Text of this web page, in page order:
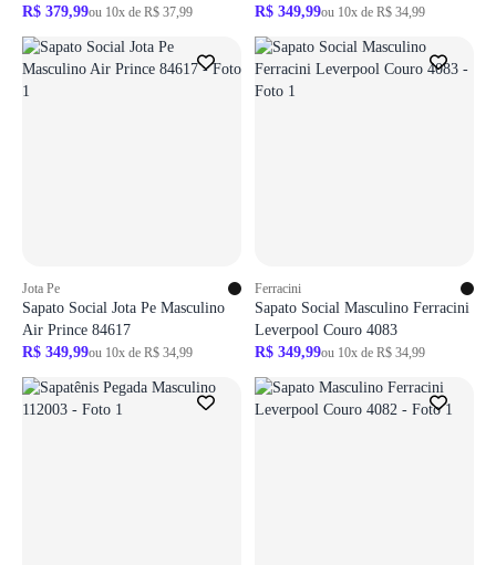
R$ 379,99ou 10x de R$ 37,99
R$ 349,99ou 10x de R$ 34,99
Jota Pe
Sapato Social Jota Pe Masculino
Air Prince 84617
R$ 349,99ou 10x de R$ 34,99
Ferracini
Sapato Social Masculino Ferracini
Leverpool Couro 4083
R$ 349,99ou 10x de R$ 34,99